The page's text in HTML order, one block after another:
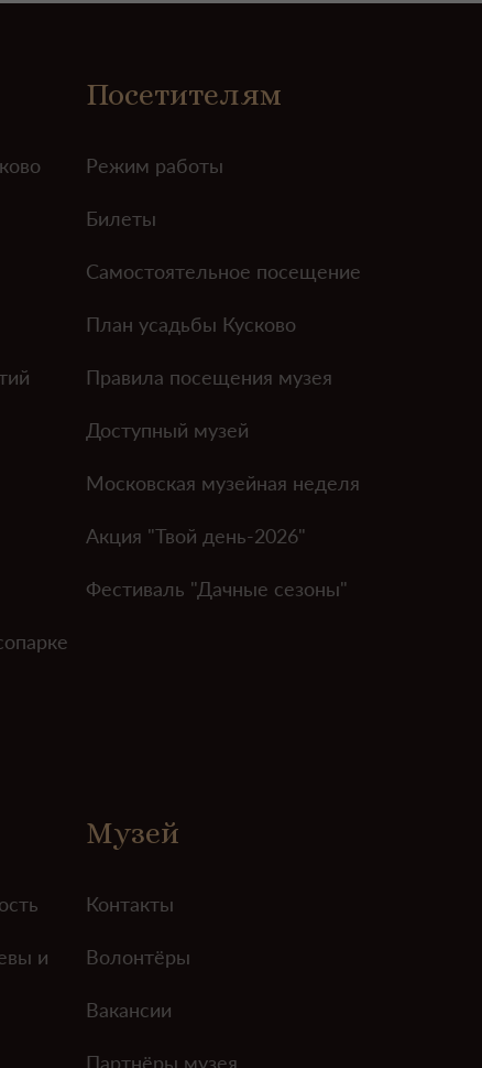
Посетителям
Режим работы
Билеты
Самостоятельное посещение
План усадьбы Кусково
Правила посещения музея
Доступный музей
Московская музейная неделя
Акция "Твой день-2026"
Фестиваль "Дачные сезоны"
и
Музей
Контакты
Волонтёры
Вакансии
Партнёры музея